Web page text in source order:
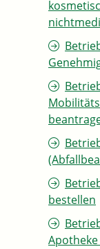
bestellen